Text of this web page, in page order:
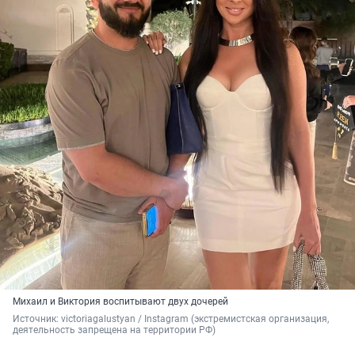
Михаил и Виктория воспитывают двух дочерей
Источник: victoriagalustyan / Instagram (экстремистская организация,
деятельность запрещена на территории РФ)